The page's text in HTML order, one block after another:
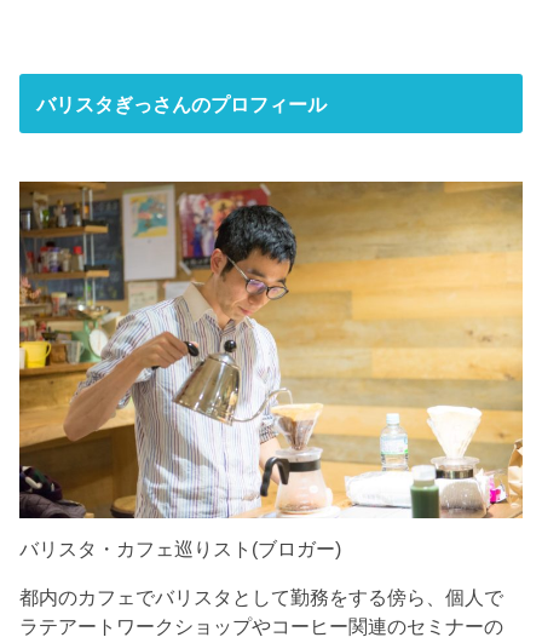
バリスタぎっさんのプロフィール
バリスタ・カフェ巡りスト(ブロガー)
都内のカフェでバリスタとして勤務をする傍ら、個人で
ラテアートワークショップやコーヒー関連のセミナーの